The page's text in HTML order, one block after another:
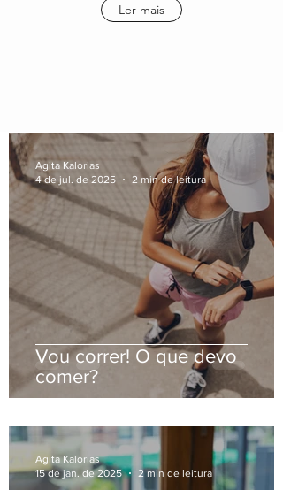
Ler mais
Vou correr! O que devo
comer?
Agita Kalorias
4 de jul. de 2025
2 min de leitura
Agita Kalorias
15 de jan. de 2025
2 min de leitura